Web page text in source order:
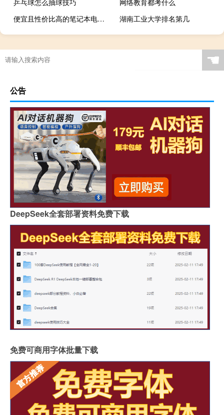
便宜且性价比高的笔记本电脑（推荐几款性价比高的笔记本电脑,目前性价比高的轻薄本）
湖南工业大学排名第几
☚
公告
DeepSeek全套部署资料免费下载
免费可商用字体批量下载